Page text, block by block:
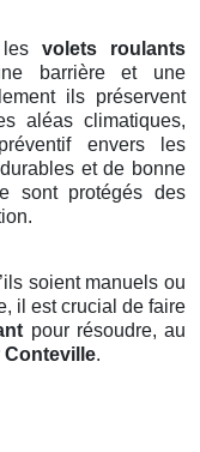
volets roulants
barrière et une
ils préservent
aléas climatiques,
envers les
et de bonne
sont protégés des
soient manuels ou
il est crucial de faire
pour résoudre, au
Conteville.